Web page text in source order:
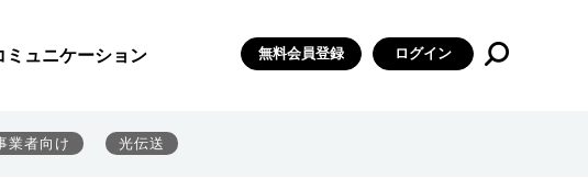
ミュニケーション 無料会員登録 ログイン
業者向け 光伝送